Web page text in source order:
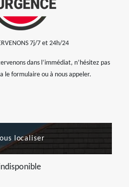
7j/7 et 24h/24
dans l’immédiat, n’hésitez pas
le formulaire ou à nous appeler.
localiser